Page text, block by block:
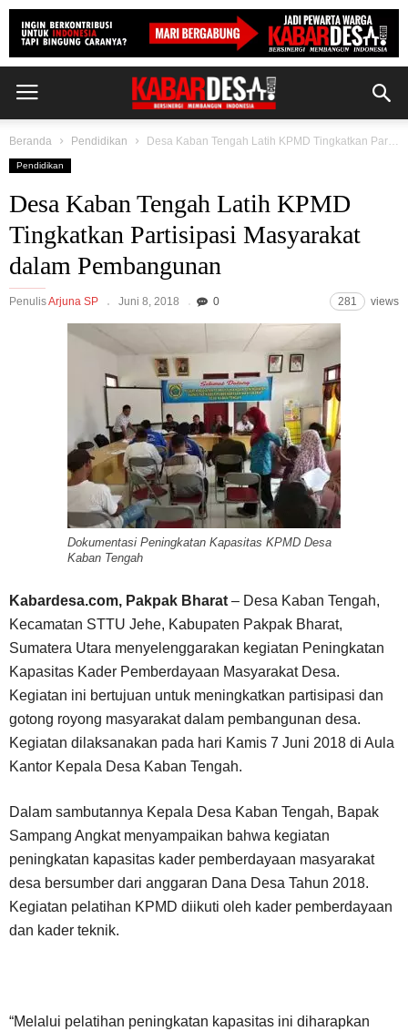
Beranda Pendidikan Desa Kaban Tengah Latih KPMD Tingkatkan Partisipasi Masyarakat dalam Pembangunan
Pendidikan
Desa Kaban Tengah Latih KPMD
Tingkatkan Partisipasi Masyarakat
dalam Pembangunan
PenulisArjuna SP Juni 8, 2018 0 281 views
Dokumentasi Peningkatan Kapasitas KPMD Desa
Kaban Tengah
Kabardesa.com, Pakpak Bharat – Desa Kaban Tengah,
Kecamatan STTU Jehe, Kabupaten Pakpak Bharat,
Sumatera Utara menyelenggarakan kegiatan Peningkatan
Kapasitas Kader Pemberdayaan Masyarakat Desa.
Kegiatan ini bertujuan untuk meningkatkan partisipasi dan
gotong royong masyarakat dalam pembangunan desa.
Kegiatan dilaksanakan pada hari Kamis 7 Juni 2018 di Aula
Kantor Kepala Desa Kaban Tengah.
Dalam sambutannya Kepala Desa Kaban Tengah, Bapak
Sampang Angkat menyampaikan bahwa kegiatan
peningkatan kapasitas kader pemberdayaan masyarakat
desa bersumber dari anggaran Dana Desa Tahun 2018.
Kegiatan pelatihan KPMD diikuti oleh kader pemberdayaan
dan kader teknik.
“Melalui pelatihan peningkatan kapasitas ini diharapkan